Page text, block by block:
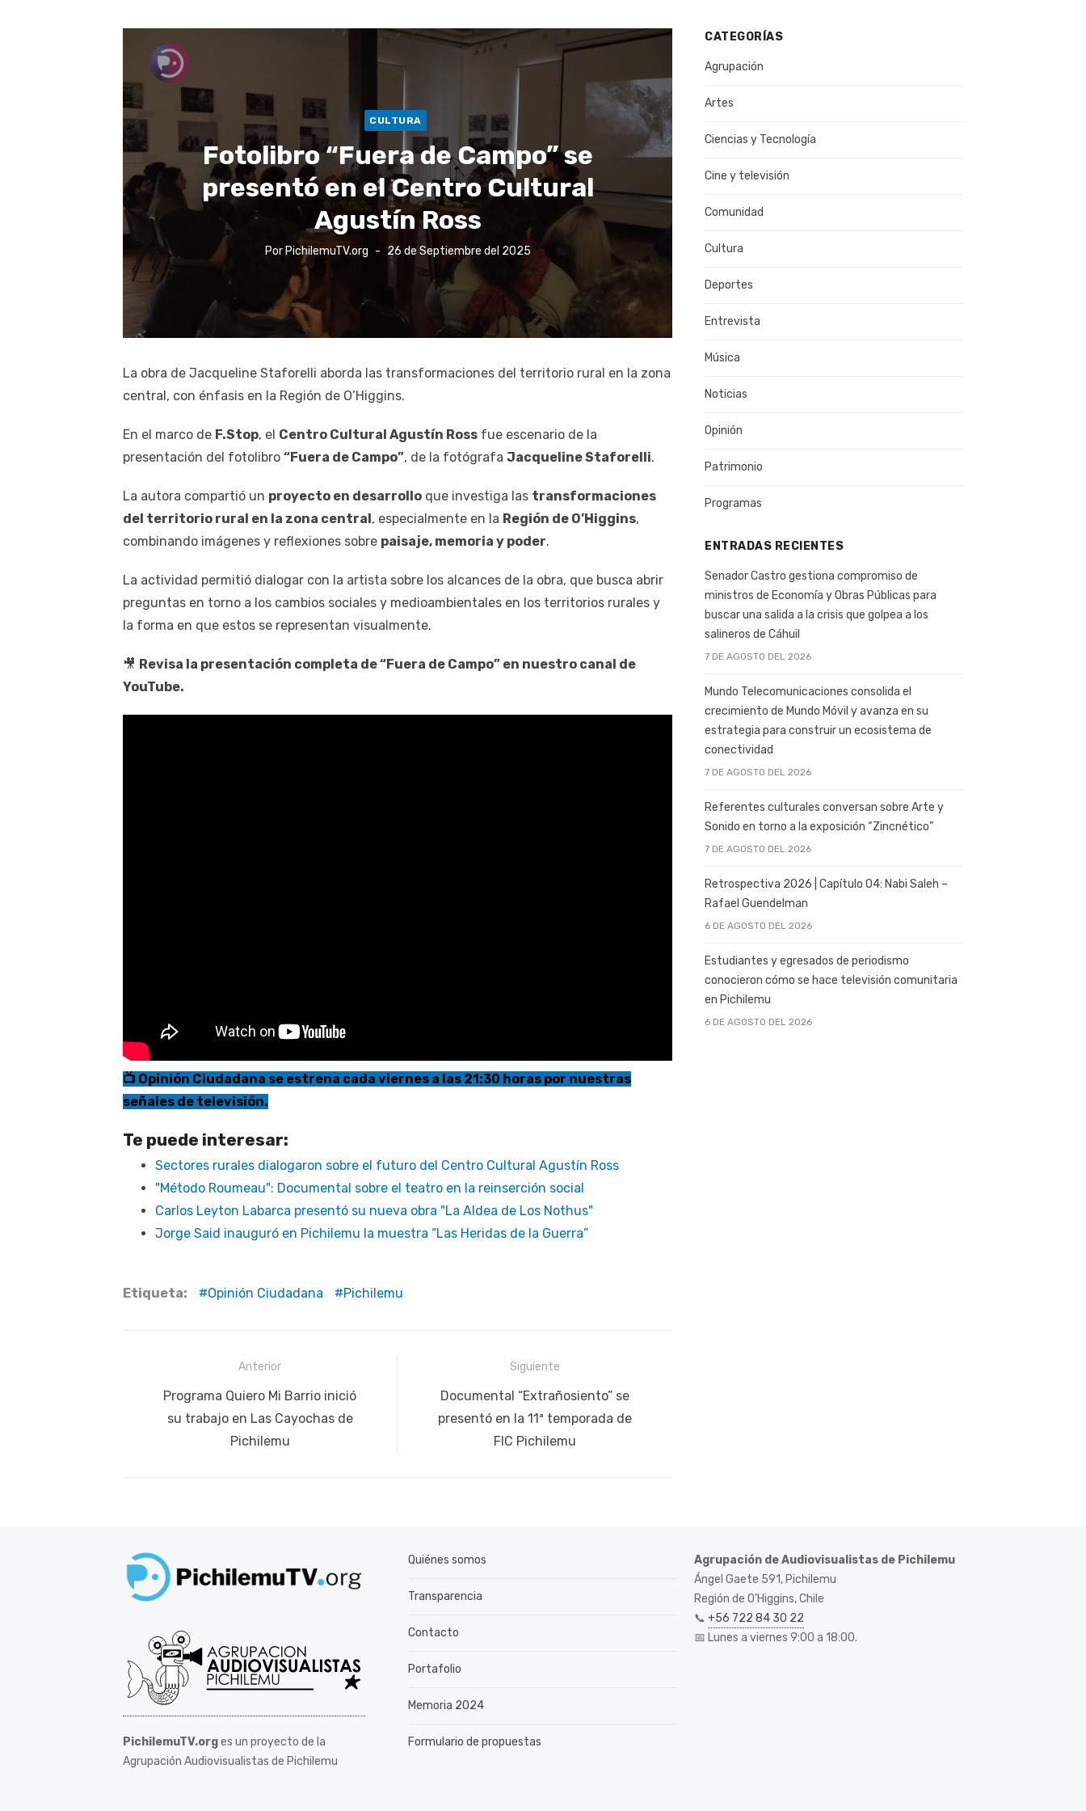
CULTURA
Fotolibro “Fuera de Campo” se
presentó en el Centro Cultural
Agustín Ross
Por PichilemuTV.org
Publicado
26 de Septiembre del 2025
La obra de Jacqueline Staforelli aborda las transformaciones del territorio rural en la zona
central, con énfasis en la Región de O’Higgins.
En el marco de F.Stop, el Centro Cultural Agustín Ross fue escenario de la
presentación del fotolibro “Fuera de Campo”, de la fotógrafa Jacqueline Staforelli.
La autora compartió un proyecto en desarrollo que investiga las transformaciones
del territorio rural en la zona central , especialmente en la Región de O’Higgins,
combinando imágenes y reflexiones sobre paisaje, memoria y poder.
La actividad permitió dialogar con la artista sobre los alcances de la obra, que busca abrir
preguntas en torno a los cambios sociales y medioambientales en los territorios rurales y
la forma en que estos se representan visualmente.
🎥 Revisa la presentación completa de “Fuera de Campo” en nuestro canal de
YouTube.
📺 Opinión Ciudadana se estrena cada viernes a las 21:30 horas por nuestras
señales de televisión.
Te puede interesar:
Sectores rurales dialogaron sobre el futuro del Centro Cultural Agustín Ross
"Método Roumeau": Documental sobre el teatro en la reinserción social
Carlos Leyton Labarca presentó su nueva obra "La Aldea de Los Nothus"
Jorge Said inauguró en Pichilemu la muestra “Las Heridas de la Guerra”
Etiqueta: Opinión Ciudadana Pichilemu
Navegación
entradas
Anterior
Publicación
anterior:
Programa Quiero Mi Barrio inició
su trabajo en Las Cayochas de
Pichilemu
Siguiente
Siguiente
publicación:
Documental “Extrañosiento” se
presentó en la 11ª temporada de
FIC Pichilemu
CATEGORÍAS
Agrupación
Artes
Ciencias y Tecnología
Cine y televisión
Comunidad
Cultura
Deportes
Entrevista
Música
Noticias
Opinión
Patrimonio
Programas
ENTRADAS RECIENTES
Senador Castro gestiona compromiso de
ministros de Economía y Obras Públicas para
buscar una salida a la crisis que golpea a los
salineros de Cáhuil
7 DE AGOSTO DEL 2026
Mundo Telecomunicaciones consolida el
crecimiento de Mundo Móvil y avanza en su
estrategia para construir un ecosistema de
conectividad
7 DE AGOSTO DEL 2026
Referentes culturales conversan sobre Arte y
Sonido en torno a la exposición “Zincnético”
7 DE AGOSTO DEL 2026
Retrospectiva 2026 | Capítulo 04: Nabi Saleh –
Rafael Guendelman
6 DE AGOSTO DEL 2026
Estudiantes y egresados de periodismo
conocieron cómo se hace televisión comunitaria
en Pichilemu
6 DE AGOSTO DEL 2026
PichilemuTV.orges un proyecto de la
Agrupación Audiovisualistas de Pichilemu
Quiénes somos
Transparencia
Contacto
Portafolio
Memoria 2024
Formulario de propuestas
Agrupación de Audiovisualistas de Pichilemu
Ángel Gaete 591, Pichilemu
Región de O’Higgins, Chile
📞 +56 722 84 30 22
📅 Lunes a viernes 9:00 a 18:00.